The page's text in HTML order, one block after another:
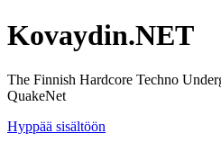
Kovaydin.NET
The Finnish Hardcore Techno
QuakeNet
Hyppää sisältöön